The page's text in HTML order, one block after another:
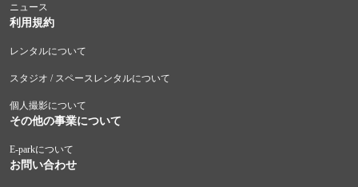
ニュース
利用規約
レンタルについて
スタジオ / スペースレンタルについて
個人撮影について
その他の事業について
E-parkについて
お問い合わせ